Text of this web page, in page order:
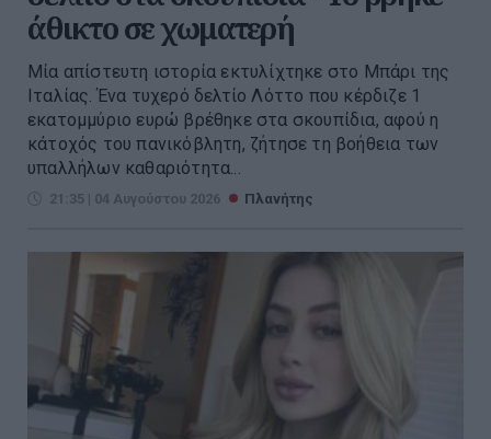
άθικτο σε χωματερή
Μία απίστευτη ιστορία εκτυλίχτηκε στο Μπάρι της
Ιταλίας. Ένα τυχερό δελτίο Λόττο που κέρδιζε 1
εκατομμύριο ευρώ βρέθηκε στα σκουπίδια, αφού η
κάτοχός του πανικόβλητη, ζήτησε τη βοήθεια των
υπαλλήλων καθαριότητα...
21:35 | 04 Αυγούστου 2026 Πλανήτης